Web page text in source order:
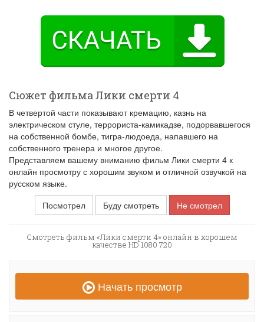
Сюжет фильма Лики смерти 4
В четвертой части показывают кремацию, казнь на
электрическом стуле, террориста-камикадзе, подорвавшегося
на собственной бомбе, тигра-людоеда, напавшего на
собственного тренера и многое другое.
Представляем вашему вниманию фильм Лики смерти 4 к
онлайн просмотру с хорошим звуком и отличной озвучкой на
русском языке.
Посмотрел
Буду смотреть Не смотрел
Смотреть фильм «Лики смерти 4» онлайн в хорошем
качестве HD 1080 720
Начать просмотр